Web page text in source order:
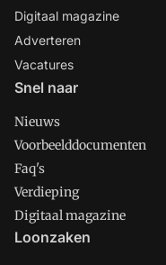
Digitaal magazine
Adverteren
Vacatures
Snel naar
Nieuws
Voorbeelddocumenten
Faq's
Verdieping
Digitaal magazine
Loonzaken